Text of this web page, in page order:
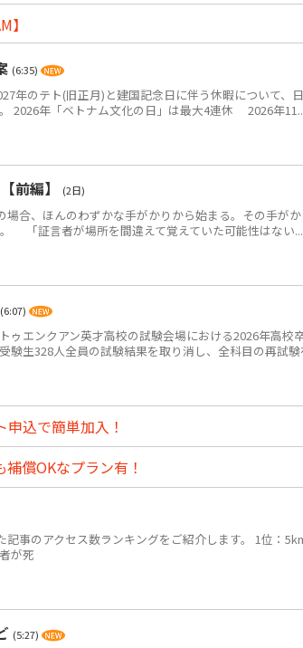
】
(6:35)
年のテト(旧正月)と建国記念日に伴う休暇について、日
2026年「ベトナム文化の日」は最大4連休 2026年
前編】 (2日)
合、ほんのわずかな手がかりから始まる。その手が
「証言者が場所を間違えて覚えていた可能性はない...
(6:07)
エンクアン英才高校の試験会場における2026年高校
験生328人全員の試験結果を取り消し、全科目の再試
込で簡単加入！
償OKなプラン有！
事のアクセス数ランキングをご紹介します。 1位：
が死
(5:27)